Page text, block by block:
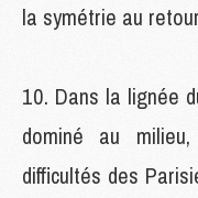
la symétrie au
Dans la lignée
dominé au
difficultés des